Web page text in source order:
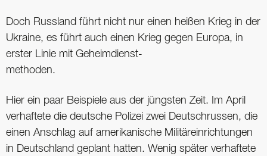
Doch Russland führt nicht nur einen heißen Krieg in der
Ukraine, es führt auch einen Krieg gegen Europa, in
erster Linie mit Geheimdienst-
methoden.
Hier ein paar Beispiele aus der jüngsten Zeit. Im April
verhaftete die deutsche Polizei zwei Deutschrussen, die
einen Anschlag auf amerikanische Militäreinrichtungen
in Deutschland geplant hatten. Wenig später verhaftete